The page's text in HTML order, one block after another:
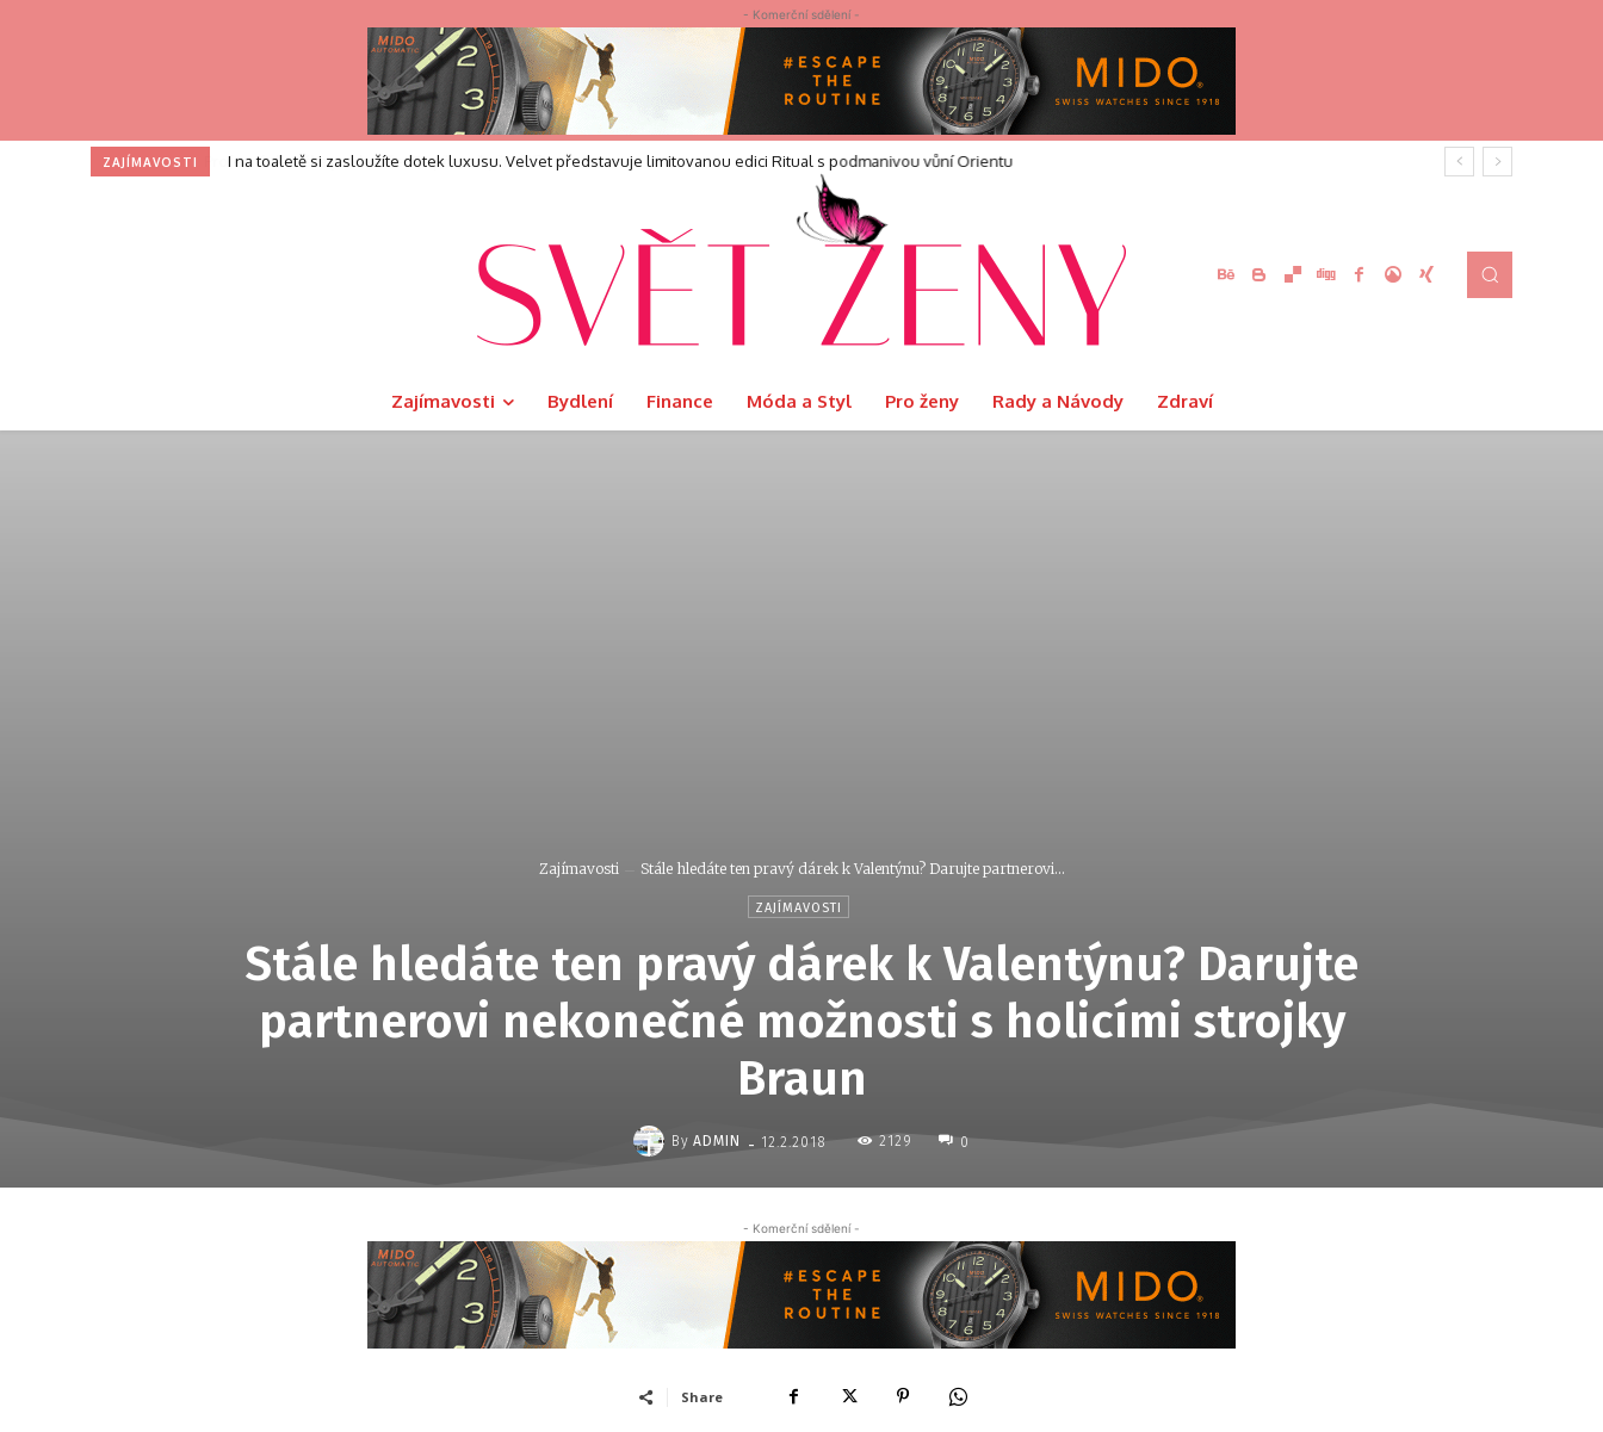
- Komerční sdělení -
ZAJÍMAVOSTI I na toaletě si zasloužíte dotek luxusu. Velvet představuje limitovanou edici Ritual s podmanivou vůní Orientu
Zajímavosti Bydlení Finance Móda a Styl Pro ženy Rady a Návody Zdraví
Zajímavosti Stále hledáte ten pravý dárek k Valentýnu? Darujte partnerovi...
ZAJÍMAVOSTI
Stále hledáte ten pravý dárek k Valentýnu? Darujte
partnerovi nekonečné možnosti s holicími strojky
Braun
By ADMIN - 12.2.2018 2129 0
- Komerční sdělení -
Share